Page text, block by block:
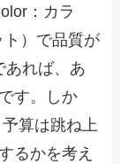
：カラ
）で品質が
あれば、あ
す。しか
算は跳ね上
るかを考え